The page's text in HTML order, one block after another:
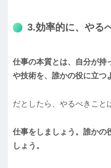
3.効率的に、やる
仕事の本質とは、自分が持
や技術を、誰かの役に立つ
だとしたら、やるべきこと
仕事をしましょう。 誰かの
しょう。